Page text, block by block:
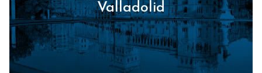
Valladolid